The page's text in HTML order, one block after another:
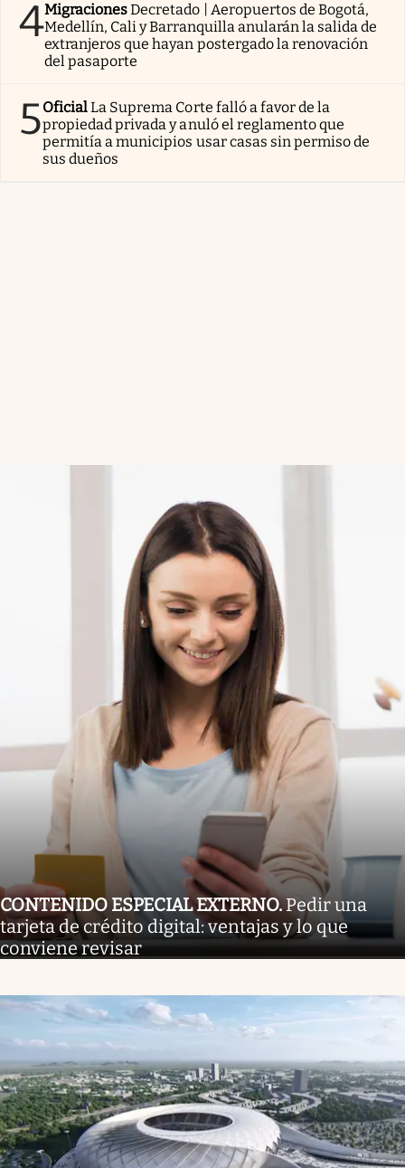
4MigracionesDecretado | Aeropuertos de Bogotá,
Medellín, Cali y Barranquilla anularán la salida de
extranjeros que hayan postergado la renovación
del pasaporte
5OficialLa Suprema Corte falló a favor de la
propiedad privada y anuló el reglamento que
permitía a municipios usar casas sin permiso de
sus dueños
CONTENIDO ESPECIAL EXTERNO.Pedir una
tarjeta de crédito digital: ventajas y lo que
conviene revisar